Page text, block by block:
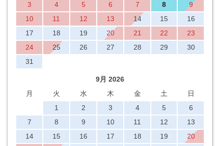
3
4 5 6 7 8
9
10
11 12 13 14 15
16
17
18 19 20 21 22
23
24
25 26 27 28 29
30
31
9月 2026
月
火 水 木 金 土
日
1
2 3 4 5
6
7
8 9 10 11 12
13
14
15 16 17 18 19
20